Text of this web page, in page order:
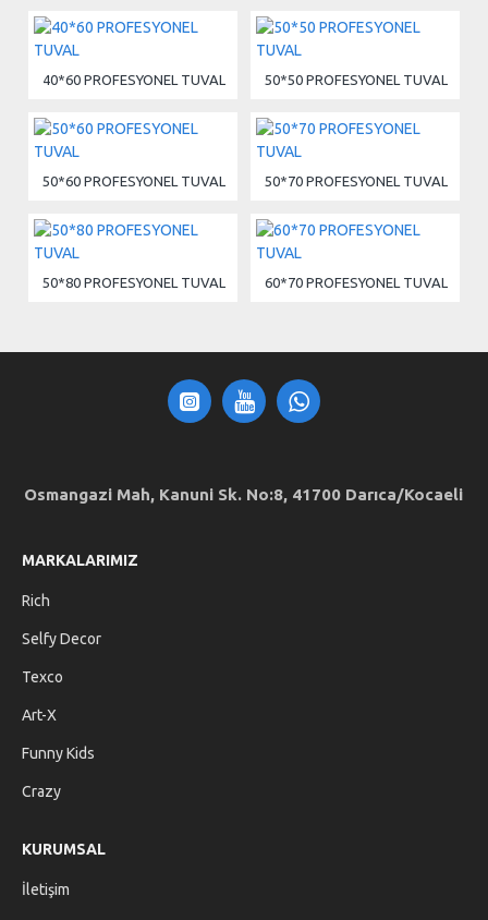
40*60 PROFESYONEL TUVAL 50*50 PROFESYONEL TUVAL
50*60 PROFESYONEL TUVAL 50*70 PROFESYONEL TUVAL
50*80 PROFESYONEL TUVAL 60*70 PROFESYONEL TUVAL
Osmangazi Mah, Kanuni Sk. No:8, 41700 Darıca/Kocaeli
MARKALARIMIZ
Rich
Selfy Decor
Texco
Art-X
Funny Kids
Crazy
KURUMSAL
İletişim